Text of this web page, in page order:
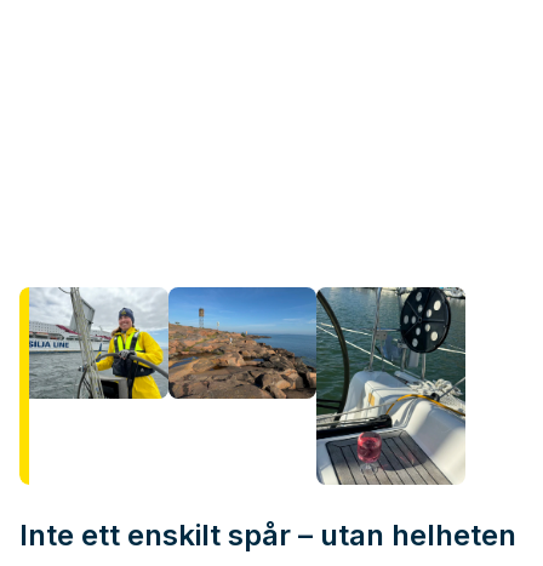
Inte ett enskilt spår – utan helheten